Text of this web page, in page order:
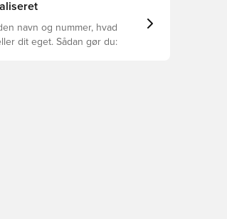
navn og nummer, hvad
dit eget. Sådan gør du: